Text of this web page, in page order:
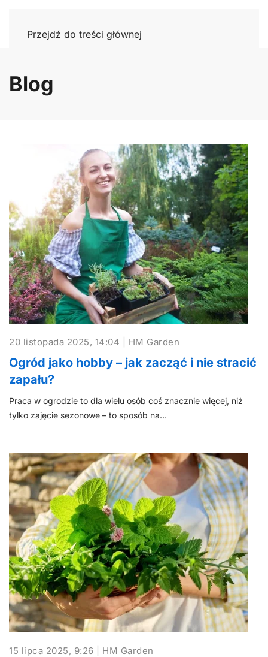
Przejdź do treści głównej
Blog
20 listopada 2025, 14:04 | HM Garden
Ogród jako hobby – jak zacząć i nie stracić
zapału?
Praca w ogrodzie to dla wielu osób coś znacznie więcej, niż
tylko zajęcie sezonowe – to sposób na…
15 lipca 2025, 9:26 | HM Garden